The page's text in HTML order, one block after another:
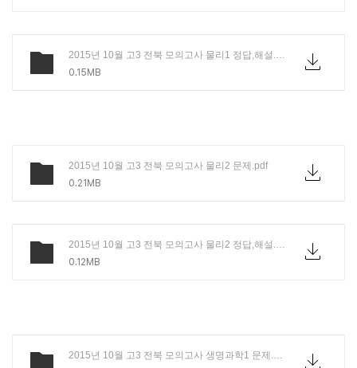
2015년 10월 고3 전북 모의고사 물리1 정답,해설.PDF
0.15MB
2015년 10월 고3 전북 모의고사 물리2 문제.pdf
0.21MB
2015년 10월 고3 전북 모의고사 물리2 정답,해설.PDF
0.12MB
2015년 10월 고3 전북 모의고사 생명과학1 문제.pdf